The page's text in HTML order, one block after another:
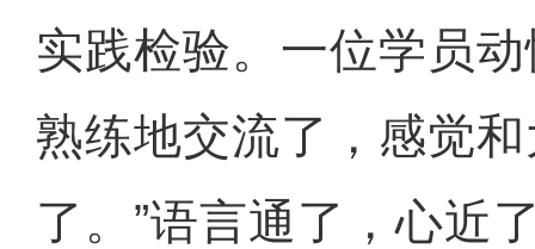
实践检验。一位学员
熟练地交流了，感觉
了。”语言通了，心近